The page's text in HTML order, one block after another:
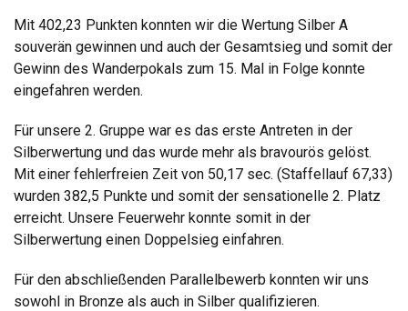
Mit 402,23 Punkten konnten wir die Wertung Silber A
souverän gewinnen und auch der Gesamtsieg und somit der
Gewinn des Wanderpokals zum 15. Mal in Folge konnte
eingefahren werden.
Für unsere 2. Gruppe war es das erste Antreten in der
Silberwertung und das wurde mehr als bravourös gelöst.
Mit einer fehlerfreien Zeit von 50,17 sec. (Staffellauf 67,33)
wurden 382,5 Punkte und somit der sensationelle 2. Platz
erreicht. Unsere Feuerwehr konnte somit in der
Silberwertung einen Doppelsieg einfahren.
Für den abschließenden Parallelbewerb konnten wir uns
sowohl in Bronze als auch in Silber qualifizieren.